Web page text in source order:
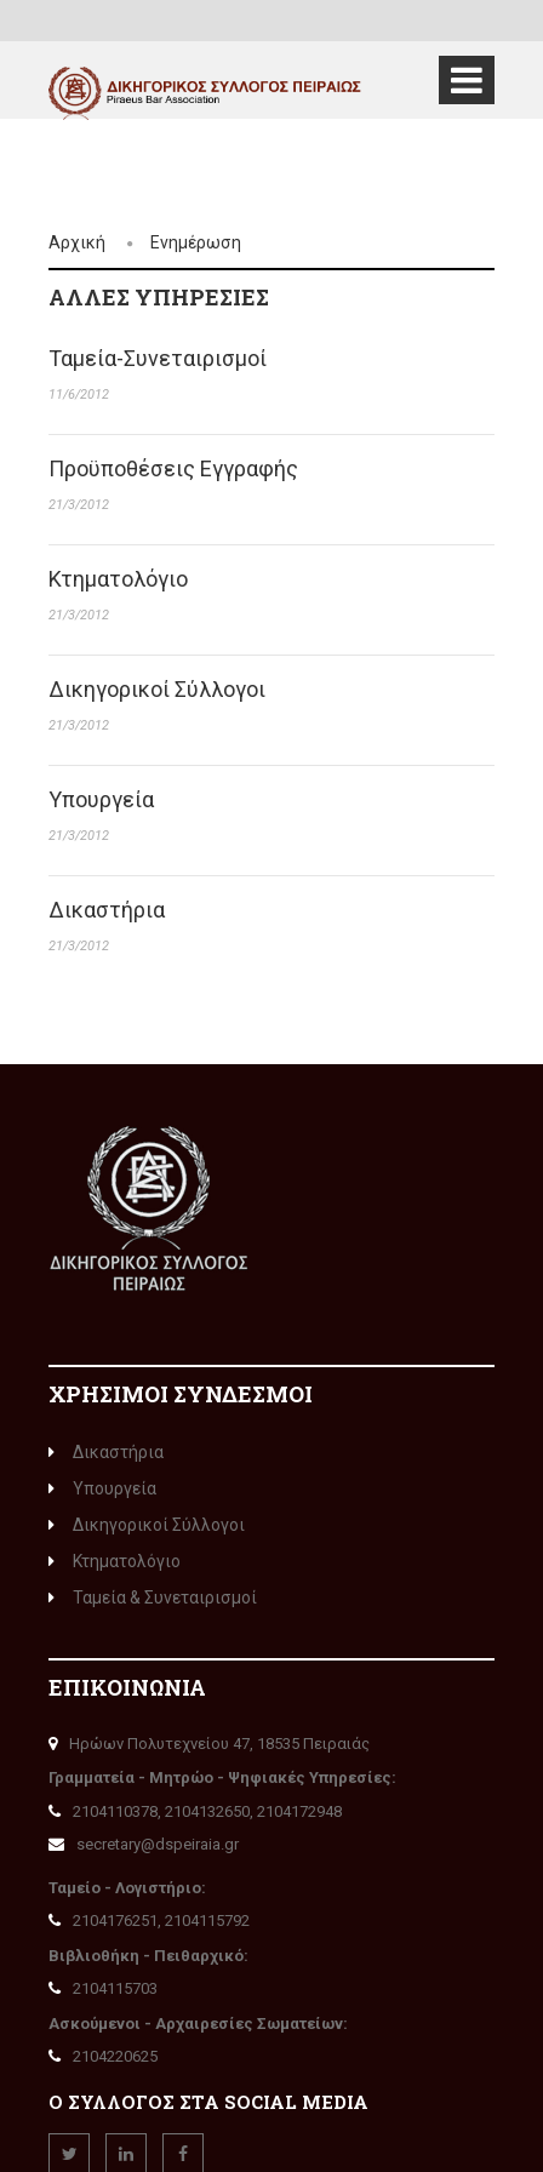
Αρχική Ενημέρωση
ΆΛΛΕΣ ΥΠΗΡΕΣΊΕΣ
Ταμεία-Συνεταιρισμοί
11/6/2012
Προϋποθέσεις Εγγραφής
21/3/2012
Κτηματολόγιο
21/3/2012
Δικηγορικοί Σύλλογοι
21/3/2012
Υπουργεία
21/3/2012
Δικαστήρια
21/3/2012
ΧΡΗΣΙΜΟΙ ΣΥΝΔΕΣΜΟΙ
Δικαστήρια
Υπουργεία
Δικηγορικοί Σύλλογοι
Κτηματολόγιο
Ταμεία & Συνεταιρισμοί
ΕΠΙΚΟΙΝΩΝΙΑ
Ηρώων Πολυτεχνείου 47, 18535 Πειραιάς
Γραμματεία - Μητρώο - Ψηφιακές Υπηρεσίες:
2104110378, 2104132650, 2104172948
secretary@dspeiraia.gr
Ταμείο - Λογιστήριο:
2104176251, 2104115792
Βιβλιοθήκη - Πειθαρχικό:
2104115703
Ασκούμενοι - Αρχαιρεσίες Σωματείων:
2104220625
Ο ΣΥΛΛΟΓΟΣ ΣΤΑ SOCIAL MEDIA